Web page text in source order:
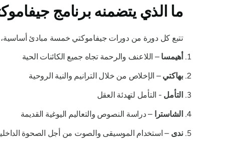
ما الذي يتضمنه برنامج
تتبع كل دورة من دورات جيفاموكتي خمسة مبادئ
أهيمسا – اللاعنف والرحمة تجاه جميع الكائنات الحية
بهاكتي – الإخلاص من خلال الترانيم والنية الروحية
التأمل - التأمل لتهدئة العقل
الشاسترا – دراسة النصوص والتعاليم اليوغية القديمة
ندى – استخدام الموسيقى والصوت من أجل الصحوة